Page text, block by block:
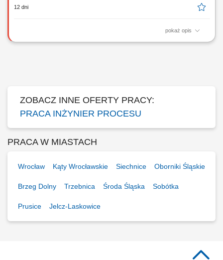
12 dni
pokaż opis
Opis stanowiska przygotowywanie kalkulacji kosztowych dla nowych
ZOBACZ INNE OFERTY PRACY:
PRACA INŻYNIER PROCESU
PRACA W MIASTACH
Wrocław Kąty Wrocławskie Siechnice Oborniki Śląskie
Brzeg Dolny Trzebnica Środa Śląska Sobótka
Prusice Jelcz-Laskowice